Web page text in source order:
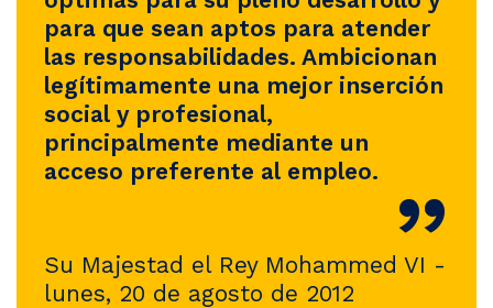
para que sean aptos para atender
las responsabilidades. Ambicionan
legítimamente una mejor inserción
social y profesional,
principalmente mediante un
acceso preferente al empleo.
”
Su Majestad el Rey Mohammed VI -
lunes, 20 de agosto de 2012